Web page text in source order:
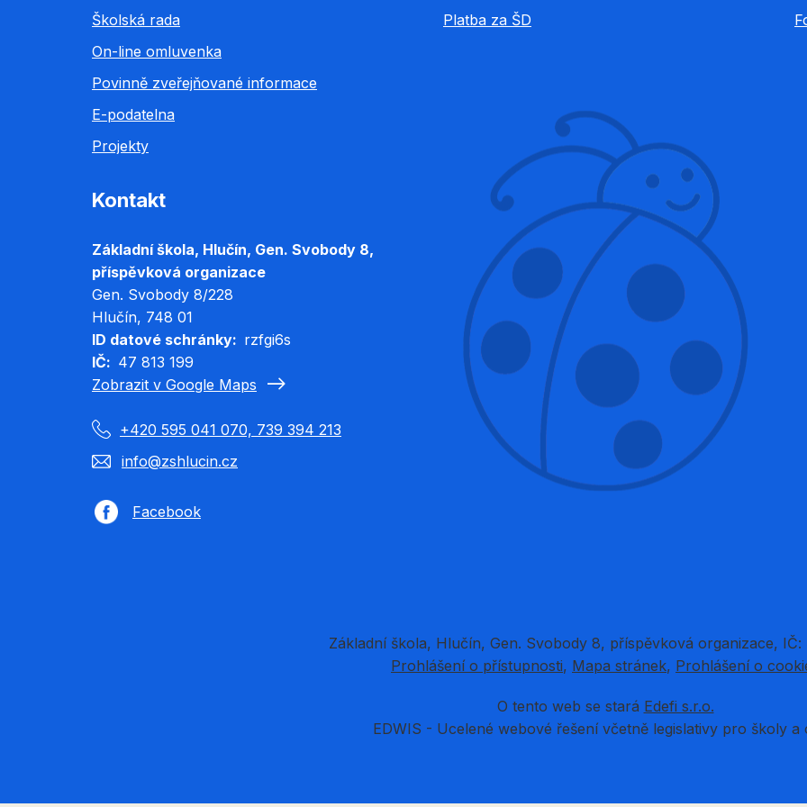
Školská rada
On-line omluvenka
Povinně zveřejňované informace
E-podatelna
Projekty
Platba za ŠD
Kontakt
Základní škola, Hlučín, Gen. Svobody 8,
příspěvková organizace
Gen. Svobody 8/228
Hlučín, 748 01
ID datové schránky
rzfgi6s
IČ
47 813 199
Zobrazit v Google Maps
+420 595 041 070, 739 394 213
info@zshlucin.cz
Facebook
Základní škola, Hlučín, Gen. Svobody 8, příspěvková organizace, IČ:
Prohlášení o přístupnosti Mapa stránek Prohlášení o
O tento web se stará Edefi s.r.o.
EDWIS - Ucelené webové řešení včetně legislativy pro školy a